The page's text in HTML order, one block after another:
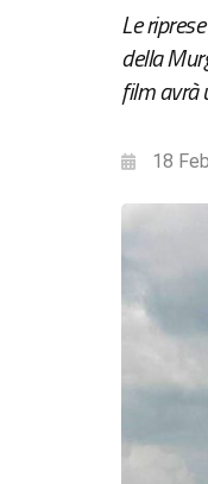
Le
della
film avrà
18